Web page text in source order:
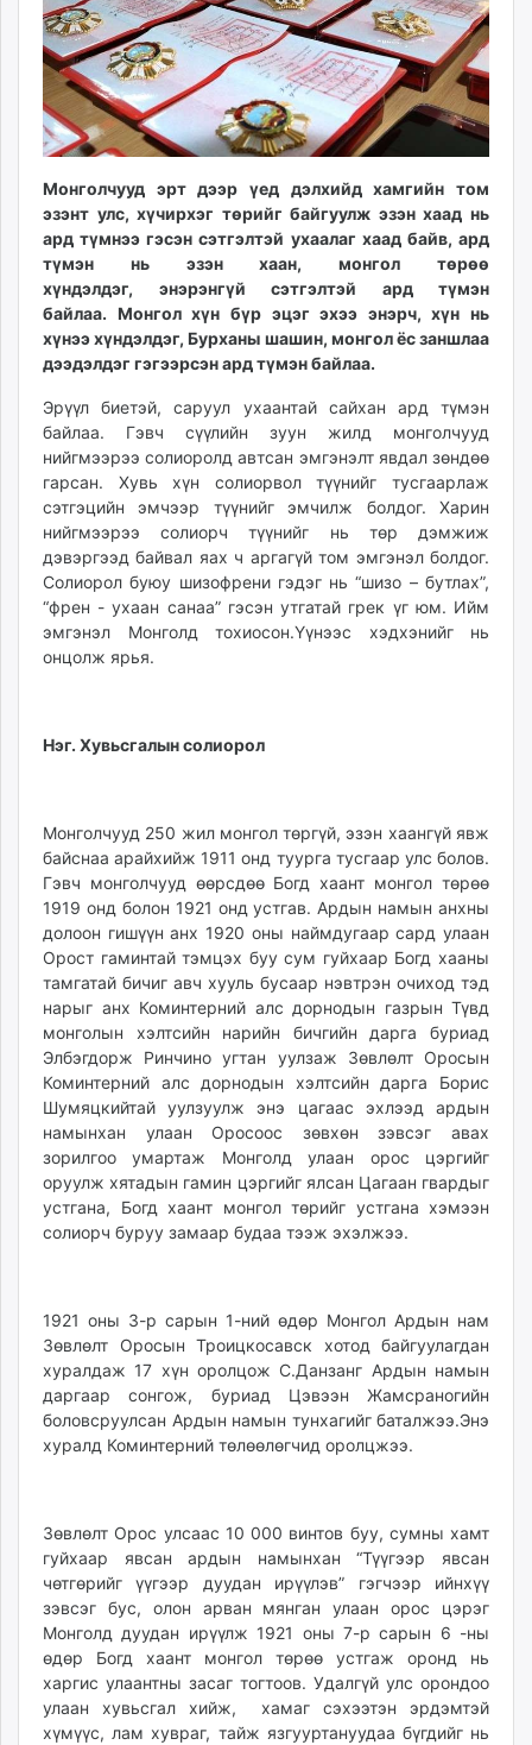
ikon.mn
mnb.mn
Livetv.mn
Eguur.mn
24tsag.mn
eagle.mn
ergelt.mn
zarig.mn
today.mn
zuv.mn
mminfo.mn
ugluu.mn
urlag.mn
unen.mn
asu.mn
shudarga.mn
shuurhai.mn
unuudur.mn
isee.mn
mglradio.com
fact.mn
itoim.mn
times.mn
unegui.mn
assa.mn
toim.mn
tac.mn
paparazzi.mn
Монголчууд эрт дээр үед дэлхийд хамгийн том
эзэнт улс, хүчирхэг төрийг байгуулж эзэн хаад нь
ард түмнээ гэсэн сэтгэлтэй ухаалаг хаад байв, ард
түмэн нь эзэн хаан, монгол төрөө
хүндэлдэг, энэрэнгүй сэтгэлтэй ард түмэн
байлаа. Монгол хүн бүр эцэг эхээ энэрч, хүн нь
хүнээ хүндэлдэг, Бурханы шашин, монгол ёс заншлаа
дээдэлдэг гэгээрсэн ард түмэн байлаа.
Эрүүл биетэй, саруул ухаантай сайхан ард түмэн
байлаа. Гэвч сүүлийн зуун жилд монголчууд
нийгмээрээ солиоролд автсан эмгэнэлт явдал зөндөө
гарсан. Хувь хүн солиорвол түүнийг тусгаарлаж
сэтгэцийн эмчээр түүнийг эмчилж болдог. Харин
нийгмээрээ солиорч түүнийг нь төр дэмжиж
дэвэргээд байвал яах ч аргагүй том эмгэнэл болдог.
Солиорол буюу шизофрени гэдэг нь “шизо – бутлах”,
“френ - ухаан санаа” гэсэн утгатай грек үг юм. Ийм
эмгэнэл Монголд тохиосон.Үүнээс хэдхэнийг нь
онцолж ярья.
Нэг. Хувьсгалын солиорол
Монголчууд 250 жил монгол төргүй, эзэн хаангүй явж
байснаа арайхийж 1911 онд туурга тусгаар улс болов.
Гэвч монголчууд өөрсдөө Богд хаант монгол төрөө
1919 онд болон 1921 онд устгав. Ардын намын анхны
долоон гишүүн анх 1920 оны наймдугаар сард улаан
Орост гаминтай тэмцэх буу сум гуйхаар Богд хааны
тамгатай бичиг авч хууль бусаар нэвтрэн очиход тэд
нарыг анх Коминтерний алс дорнодын газрын Түвд
монголын хэлтсийн нарийн бичгийн дарга буриад
Элбэгдорж Ринчино угтан уулзаж Зөвлөлт Оросын
Коминтерний алс дорнодын хэлтсийн дарга Борис
Шумяцкийтай уулзуулж энэ цагаас эхлээд ардын
намынхан улаан Оросоос зөвхөн зэвсэг авах
зорилгоо умартаж Монголд улаан орос цэргийг
оруулж хятадын гамин цэргийг ялсан Цагаан гвардыг
устгана, Богд хаант монгол төрийг устгана хэмээн
солиорч буруу замаар будаа тээж эхэлжээ.
1921 оны 3-р сарын 1-ний өдөр Монгол Ардын нам
Зөвлөлт Оросын Троицкосавск хотод байгуулагдан
хуралдаж 17 хүн оролцож С.Данзанг Ардын намын
даргаар сонгож, буриад Цэвээн Жамсраногийн
боловсруулсан Ардын намын тунхагийг баталжээ.Энэ
хуралд Коминтерний төлөөлөгчид оролцжээ.
Зөвлөлт Орос улсаас 10 000 винтов буу, сумны хамт
гуйхаар явсан ардын намынхан “Түүгээр явсан
чөтгөрийг үүгээр дуудан ирүүлэв” гэгчээр ийнхүү
зэвсэг бус, олон арван мянган улаан орос цэрэг
Монголд дуудан ирүүлж 1921 оны 7-р сарын 6 -ны
өдөр Богд хаант монгол төрөө устгаж оронд нь
харгис улаантны засаг тогтоов. Удалгүй улс орондоо
улаан хувьсгал хийж, хамаг сэхээтэн эрдэмтэй
хүмүүс, лам хувраг, тайж язгууртануудаа бүгдийг нь